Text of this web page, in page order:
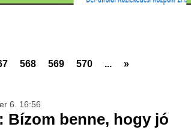
568 569 570 ... »
6. 16:56
Bízom benne, hogy jó